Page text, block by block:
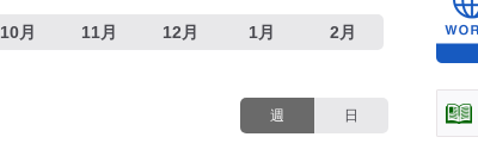
10月 11月 12月 1月 2月
週 日